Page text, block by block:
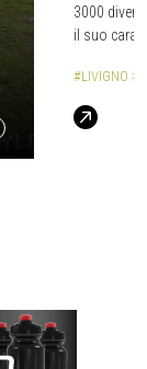
3000
il suo
#LIVIGNO